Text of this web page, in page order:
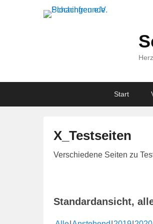
Start
X_Testseiten
V
f
Verschiedene Seiten zu
Standardansicht,